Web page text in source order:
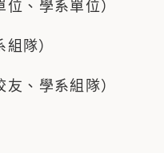
位、學系單位）
組隊）
友、學系組隊）